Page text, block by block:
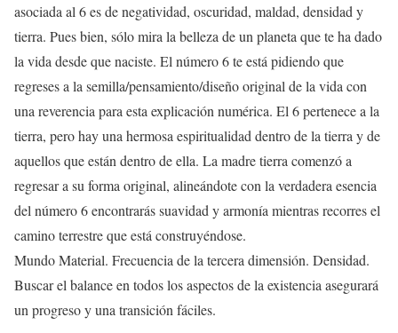
asociada al 6 es de negatividad, oscuridad, maldad, densidad y
tierra. Pues bien, sólo mira la belleza de un planeta que te ha dado
la vida desde que naciste. El número 6 te está pidiendo que
regreses a la semilla/pensamiento/diseño original de la vida con
una reverencia para esta explicación numérica. El 6 pertenece a la
tierra, pero hay una hermosa espiritualidad dentro de la tierra y de
aquellos que están dentro de ella. La madre tierra comenzó a
regresar a su forma original, alineándote con la verdadera esencia
del número 6 encontrarás suavidad y armonía mientras recorres el
camino terrestre que está construyéndose.
Mundo Material. Frecuencia de la tercera dimensión. Densidad.
Buscar el balance en todos los aspectos de la existencia asegurará
un progreso y una transición fáciles.